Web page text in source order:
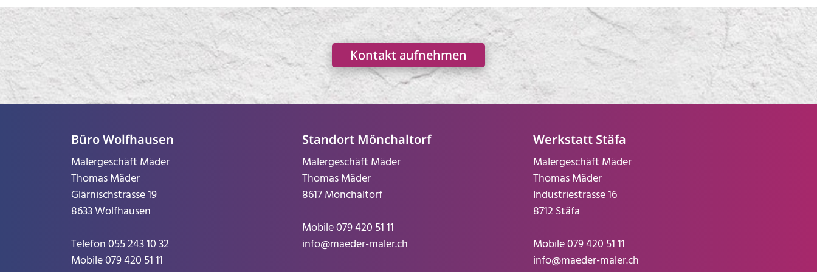
Kontakt aufnehmen
Büro Wolfhausen
Malergeschäft Mäder
Thomas Mäder
Glärnischstrasse 19
8633 Wolfhausen
Telefon055 243 10 32
Mobile079 420 51 11
Standort Mönchaltorf
Malergeschäft Mäder
Thomas Mäder
8617 Mönchaltorf
Mobile079 420 51 11
info@maeder-maler.ch
Werkstatt Stäfa
Malergeschäft Mäder
Thomas Mäder
Industriestrasse 16
8712 Stäfa
Mobile079 420 51 11
info@maeder-maler.ch